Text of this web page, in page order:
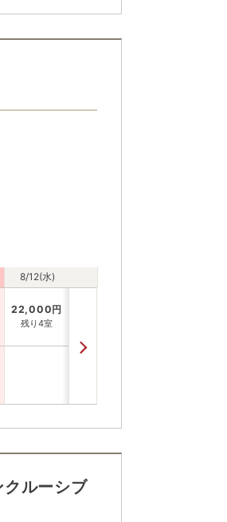
8/12(水)
22,000円
残り4室
クルーシブ